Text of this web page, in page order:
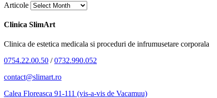
Articole
Clinica SlimArt
Clinica de estetica medicala si proceduri de infrumusetare corporala
0754.22.00.50 /0732.990.052
contact@slimart.ro
Calea Floreasca 91-111 (vis-a-vis de Vacamuu)